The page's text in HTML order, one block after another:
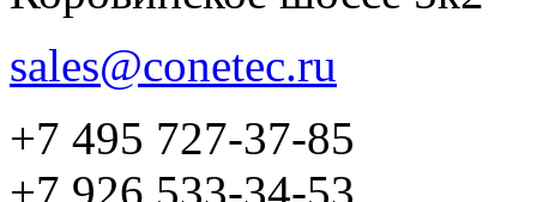
sales@conetec.ru
+7 495 727-37-85